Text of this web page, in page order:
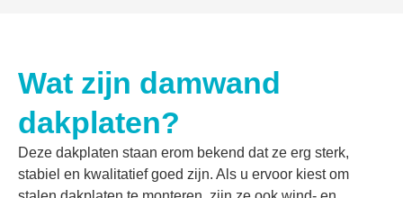
Wat zijn damwand
dakplaten?
Deze dakplaten staan erom bekend dat ze erg sterk,
stabiel en kwalitatief goed zijn. Als u ervoor kiest om